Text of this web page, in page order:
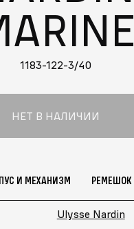
1183-122-3/40
НЕТ В НАЛИЧИИ
И МЕХАНИЗМ РЕМЕШОК
Ulysse Nardin